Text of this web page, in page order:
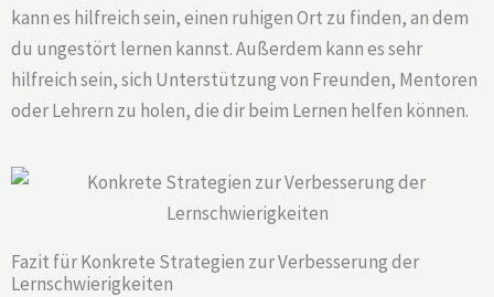
kann es hilfreich sein, einen ruhigen Ort zu finden, an dem
du ungestört lernen kannst. Außerdem kann es sehr
hilfreich sein, sich Unterstützung von Freunden, Mentoren
oder Lehrern zu holen, die dir beim Lernen helfen können.
Fazit für Konkrete Strategien zur Verbesserung der
Lernschwierigkeiten